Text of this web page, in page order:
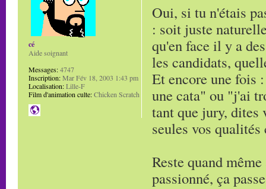
Oui, si tu n'étais
: soit juste
qu'en face il y a
les candidats,
Et encore une fois
une cata" ou "j'ai
tant que jury, dites
seules vos
Reste quand
passionné, ça
cé
Aide soignant
Messages:4747
Inscription:Mar Fév 18, 2003 1:43 pm
Localisation:Lille-F
Film d'animation culte:Chicken Scratch